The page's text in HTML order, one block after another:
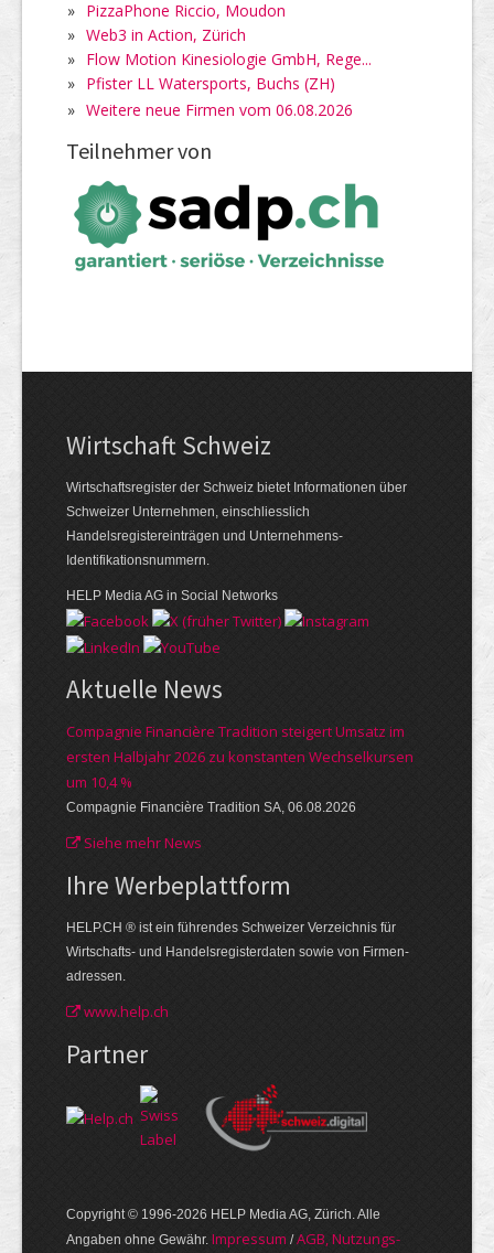
» PizzaPhone Riccio, Moudon
» Web3 in Action, Zürich
» Flow Motion Kinesiologie GmbH, Rege...
» Pfister LL Watersports, Buchs (ZH)
» Weitere neue Firmen vom 06.08.2026
Teilnehmer von
Wirtschaft Schweiz
Wirtschaftsregister der Schweiz bietet Informationen über
Schweizer Unternehmen, einschliesslich
Handelsregistereinträgen und Unternehmens-
Identifikationsnummern.
HELP Media AG in Social Networks
Aktuelle News
Compagnie Financière Tradition steigert Umsatz im
ersten Halbjahr 2026 zu konstanten Wechselkursen
um 10,4 %
Compagnie Financière Tradition SA, 06.08.2026
Siehe mehr News
Ihre Werbe­plattform
HELP.CH ® ist ein führendes Schweizer Verzeichnis für
Wirtschafts- und Handelsregisterdaten sowie von Firmen­
adressen.
www.help.ch
Partner
Copyright © 1996-2026 HELP Media AG, Zürich. Alle
Angaben ohne Gewähr. Im­pres­sum /AGB, Nut­zungs­